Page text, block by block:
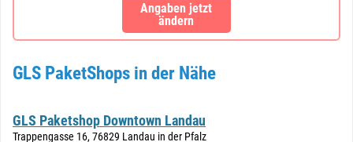
Angaben jetzt
ändern
GLS PaketShops in der Nähe
GLS Paketshop Downtown Landau
Trappengasse 16, 76829 Landau in der Pfalz